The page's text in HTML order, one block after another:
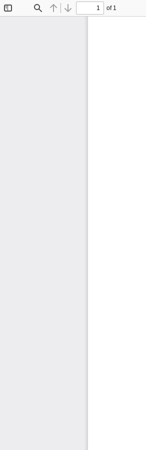
Find Previous
Next
of 1